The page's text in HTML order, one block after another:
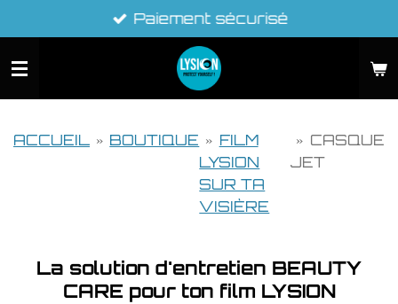
au
contenu
Paiement sécurisé
ACCUEIL » BOUTIQUE » FILM
LYSION
SUR TA
VISIÈRE
» CASQUE
JET
La solution d'entretien BEAUTY
CARE pour ton film LYSION